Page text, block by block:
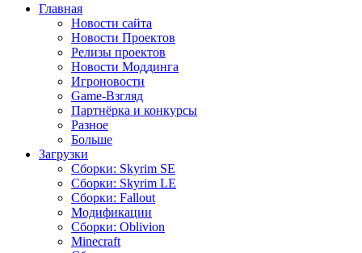
Главная
Новости сайта
Новости Проектов
Релизы проектов
Новости Моддинга
Игроновости
Game-Взгляд
Партнёрка и конкурсы
Разное
Больше
Загрузки
Сборки: Skyrim SE
Сборки: Skyrim LE
Сборки: Fallout
Модификации
Сборки: Oblivion
Minecraft